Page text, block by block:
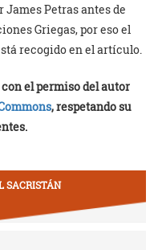
Petras antes de
Griegas, por eso el
recogido en el artículo.
el permiso del autor
, respetando su
SACRISTÁN